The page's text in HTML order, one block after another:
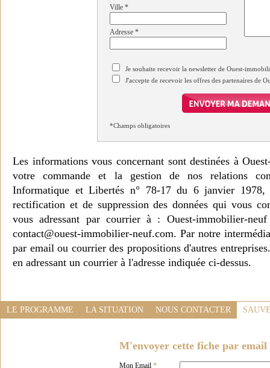
Ville *
Adresse *
Je souhaite recevoir la newsletter de Ouest-
J'accepte de recevoir les offres des partenaires de
*Champs obligatoires
Les informations vous concernant sont destinées à
votre commande et la gestion de nos relations
Informatique et Libertés n° 78-17 du 6 janvier 1978,
rectification et de suppression des données qui vous
vous adressant par courrier à : Ouest-immobilier-
contact@ouest-immobilier-neuf.com. Par notre
par email ou courrier des propositions d'autres
en adressant un courrier à l'adresse indiquée ci-dessus.
LE PROGRAMME LA SITUATION NOUS CONTACTER
M'envoyer cette fiche par email
Mon Email *